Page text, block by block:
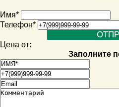
Имя*
Телефон*
Цена от:
Заполните